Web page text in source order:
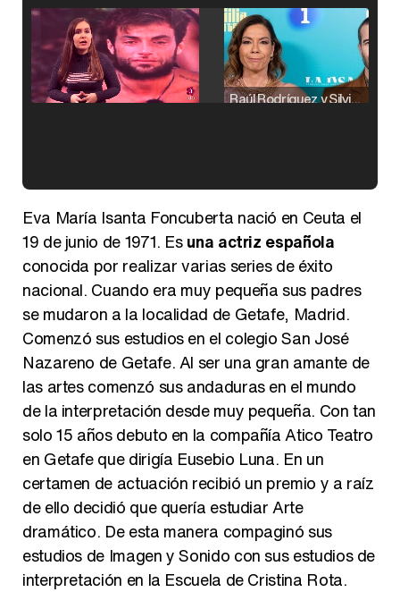
Raúl Rodríguez y Silvia Taulés nos cuentan su papel en 'La familia de la tele'
Así se tomó Felipe VI que la Infanta Sofía no quisiera recibir formación militar
Eva María Isanta Foncuberta nació en Ceuta el
19 de junio de 1971. Esuna actriz española
conocida por realizar varias series de éxito
nacional. Cuando era muy pequeña sus padres
se mudaron a la localidad de Getafe, Madrid.
Comenzó sus estudios en el colegio San José
Nazareno de Getafe. Al ser una gran amante de
las artes comenzó sus andaduras en el mundo
de la interpretación desde muy pequeña. Con tan
solo 15 años debuto en la compañía Atico Teatro
en Getafe que dirigía Eusebio Luna. En un
certamen de actuación recibió un premio y a raíz
de ello decidió que quería estudiar Arte
dramático. De esta manera compaginó sus
estudios de Imagen y Sonido con sus estudios de
interpretación en la Escuela de Cristina Rota.